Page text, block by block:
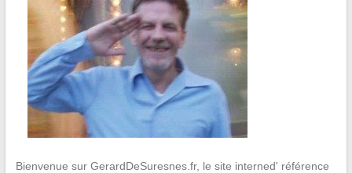
Bienvenue sur GerardDeSuresnes.fr, le site interned' référence